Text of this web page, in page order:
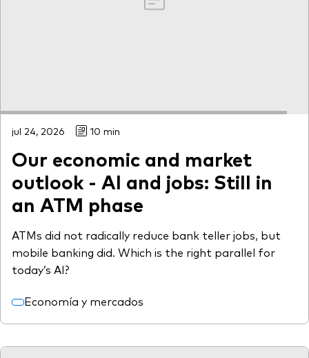
jul 24, 2026 10 min
Our economic and market
outlook - AI and jobs: Still in
an ATM phase
ATMs did not radically reduce bank teller jobs, but
mobile banking did. Which is the right parallel for
today’s AI?
Economía y mercados